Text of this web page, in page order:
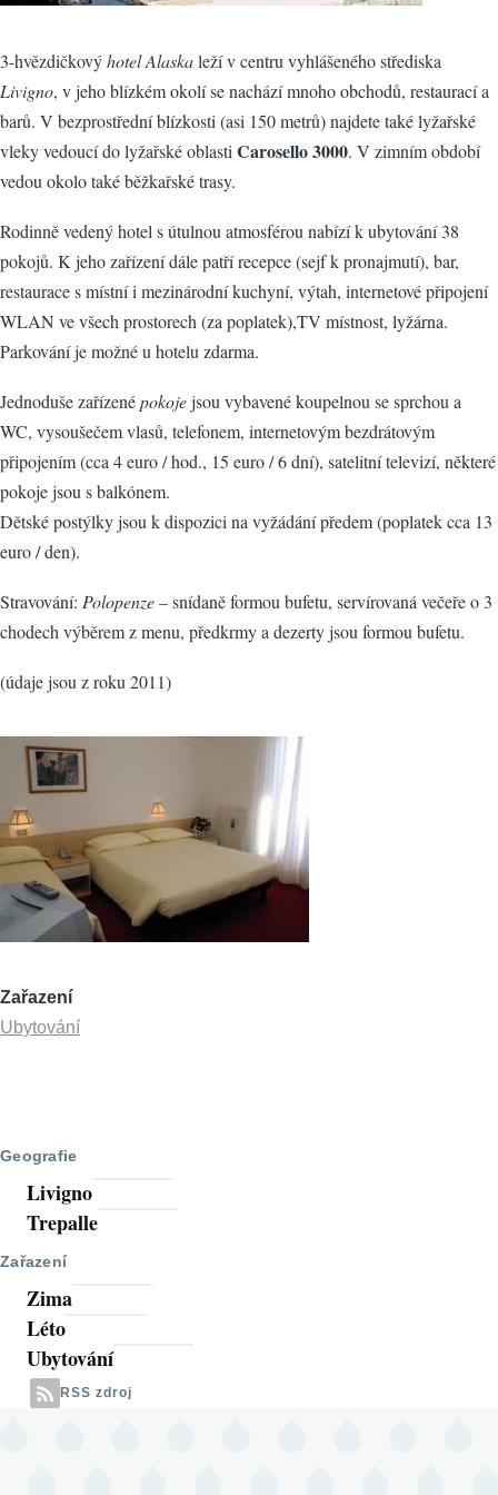
3-hvězdičkovýhotel Alaskaleží v centru vyhlášeného střediska
Livigno, v jeho blízkém okolí se nachází mnoho obchodů, restaurací a
barů. V bezprostřední blízkosti (asi 150 metrů) najdete také lyžařské
vleky vedoucí do lyžařské oblasti Carosello 3000. V zimním období
vedou okolo také běžkařské trasy.
Rodinně vedený hotel s útulnou atmosférou nabízí k ubytování 38
pokojů. K jeho zařízení dále patří recepce (sejf k pronajmutí), bar,
restaurace s místní i mezinárodní kuchyní, výtah, internetové připojení
WLAN ve všech prostorech (za poplatek),TV místnost, lyžárna.
Parkování je možné u hotelu zdarma.
Jednoduše zařízenépokojejsou vybavené koupelnou se sprchou a
WC, vysoušečem vlasů, telefonem, internetovým bezdrátovým
připojením (cca 4 euro / hod., 15 euro / 6 dní), satelitní televizí, některé
pokoje jsou s balkónem.
Dětské postýlky jsou k dispozici na vyžádání předem (poplatek cca 13
euro / den).
Stravování: Polopenze– snídaně formou bufetu, servírovaná večeře o 3
chodech výběrem z menu, předkrmy a dezerty jsou formou bufetu.
(údaje jsou z roku 2011)
Zařazení
Ubytování
Geografie
Livigno
Trepalle
Zařazení
Zima
Léto
Ubytování
RSS zdroj